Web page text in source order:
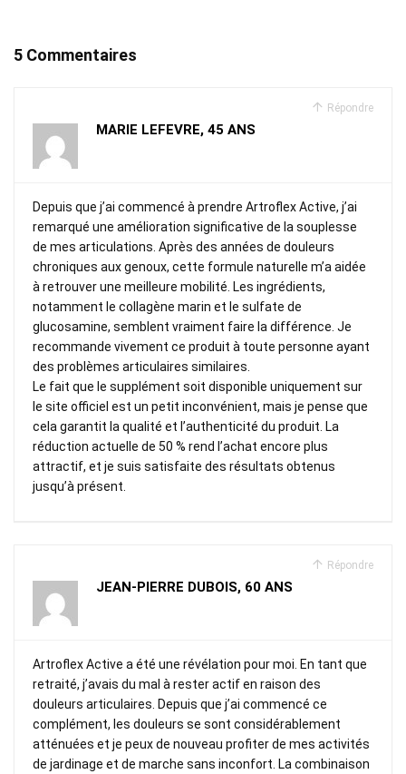
5 Commentaires
Répondre
MARIE LEFEVRE, 45 ANS
Depuis que j’ai commencé à prendre Artroflex Active, j’ai
remarqué une amélioration significative de la souplesse
de mes articulations. Après des années de douleurs
chroniques aux genoux, cette formule naturelle m’a aidée
à retrouver une meilleure mobilité. Les ingrédients,
notamment le collagène marin et le sulfate de
glucosamine, semblent vraiment faire la différence. Je
recommande vivement ce produit à toute personne ayant
des problèmes articulaires similaires.
Le fait que le supplément soit disponible uniquement sur
le site officiel est un petit inconvénient, mais je pense que
cela garantit la qualité et l’authenticité du produit. La
réduction actuelle de 50 % rend l’achat encore plus
attractif, et je suis satisfaite des résultats obtenus
jusqu’à présent.
Répondre
JEAN-PIERRE DUBOIS, 60 ANS
Artroflex Active a été une révélation pour moi. En tant que
retraité, j’avais du mal à rester actif en raison des
douleurs articulaires. Depuis que j’ai commencé ce
complément, les douleurs se sont considérablement
atténuées et je peux de nouveau profiter de mes activités
de jardinage et de marche sans inconfort. La combinaison